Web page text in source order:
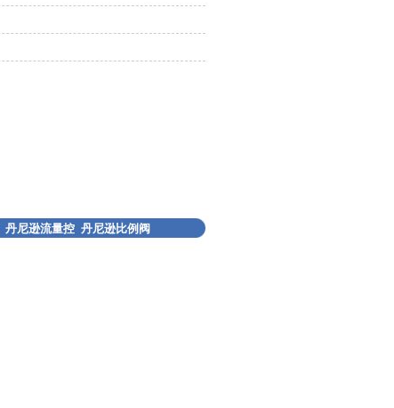
丹尼逊流量控 丹尼逊比例阀